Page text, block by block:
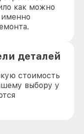
как можно
деталей
стоимость
выбору у